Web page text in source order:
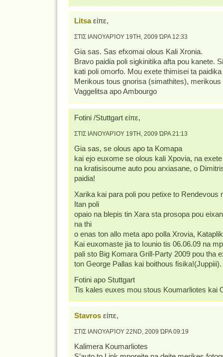
Litsaείπε,
ΣΤΙΣ ΙΑΝΟΥΑΡΊΟΥ 19TH, 2009 ΏΡΑ 12:33
Gia sas. Sas efxomai olous Kali Xronia.
Bravo paidia poli sigkinitika afta pou kanete.
kati poli omorfo. Mou exete thimisei ta
Merikous tous gnorisa (simathites),
Vaggelitsa apo Ambourgo
Fotini /Stuttgart είπε,
ΣΤΙΣ ΙΑΝΟΥΑΡΊΟΥ 19TH, 2009 ΏΡΑ 21:13
Gia sas, se olous apo ta Komapa
kai ejo euxome se olous kali Xpovia, na
na kratisisoume auto pou arxiasane, o
paidia!
Xarika kai para poli pou petixe to Rendevous
Itan poli
opaio na blepis tin Xara sta prosopa pou
na thi
o enas ton allo meta apo polla Xrovia,
Kai euxomaste jia to Iounio tis 06.06.09 na
pali sto Big Komara Grill-Party 2009 pou tha
ton George Pallas kai boithous fisika!(Juppiii).
Fotini apo Stuttgart
Tis kales euxes mou stous Koumarliotes kai
Stavrosείπε,
ΣΤΙΣ ΙΑΝΟΥΑΡΊΟΥ 22ND, 2009 ΏΡΑ 09:19
Kalimera Koumarliotes